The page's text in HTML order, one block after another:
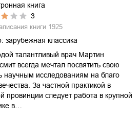
книга
3
книги 1925
зарубежная классика
талантливый врач Мартин
всегда мечтал посвятить свою
научным исследованиям на благо
За частной практикой в
провинции следует работа в крупной
в…